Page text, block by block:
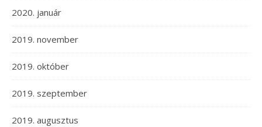
2020. január
2019. november
2019. október
2019. szeptember
2019. augusztus